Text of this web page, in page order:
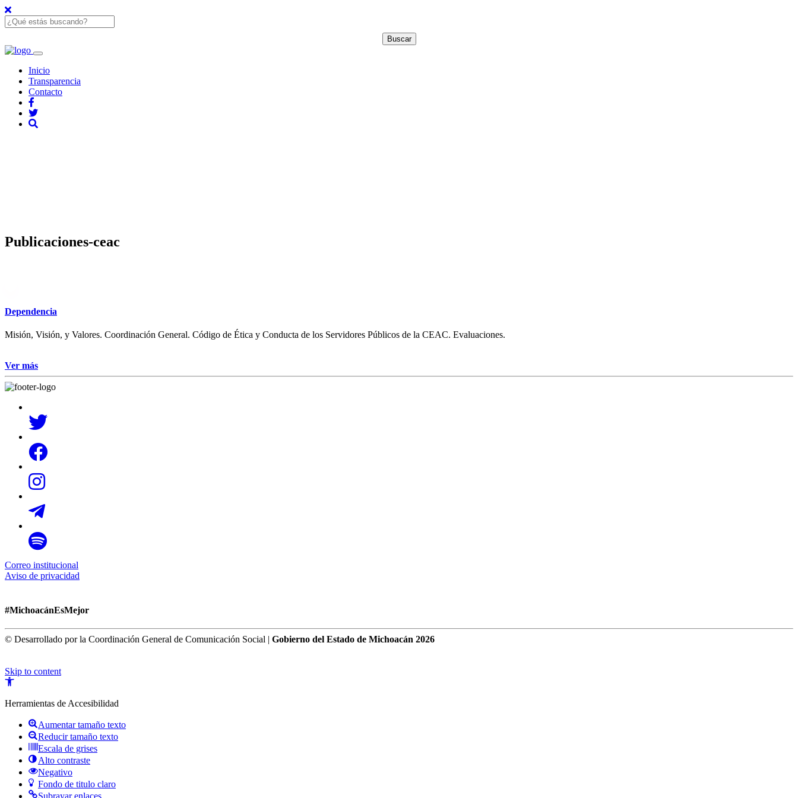
Inicio
Transparencia
Contacto
Publicaciones-ceac
Dependencia
Misión, Visión, y Valores. Coordinación General. Código de Ética y Conducta de los Servidores Públicos de la CEAC. Evaluaciones.
Ver más
Correo institucional
Aviso de privacidad
#MichoacánEsMejor
© Desarrollado por la Coordinación General de Comunicación Social | Gobierno del Estado de Michoacán 2026
Skip to content
Open
Herramientas de Accesibilidad
Aumentar tamaño texto
Reducir tamaño texto
Escala de grises
Alto contraste
Negativo
Fondo de titulo claro
Subrayar enlaces